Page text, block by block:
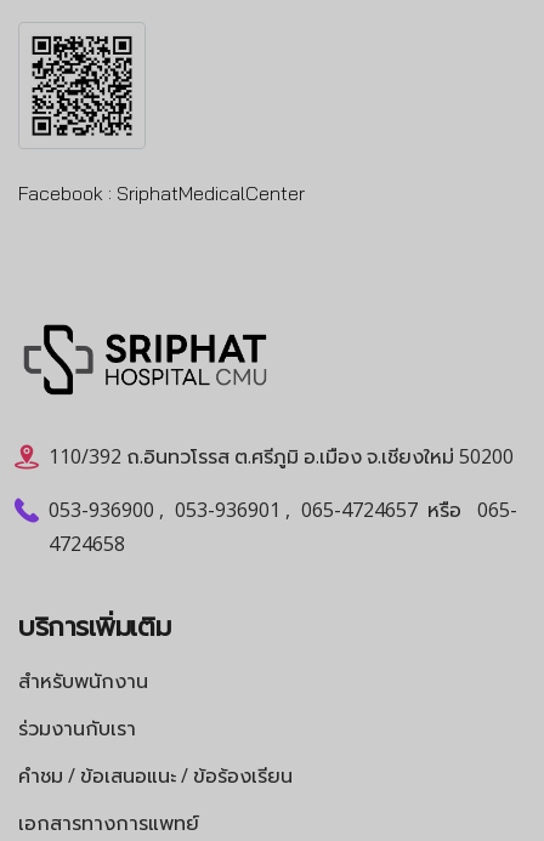
Facebook : SriphatMedicalCenter
110/392 ถ.อินทวโรรส ต.ศรีภูมิ อ.เมือง จ.เชียงใหม่ 50200
053-936900 , 053-936901 , 065-4724657 หรือ
065-
4724658
บริการเพิ่มเติม
สำหรับพนักงาน
ร่วมงานกับเรา
คำชม / ข้อเสนอแนะ / ข้อร้องเรียน
เอกสารทางการแพทย์